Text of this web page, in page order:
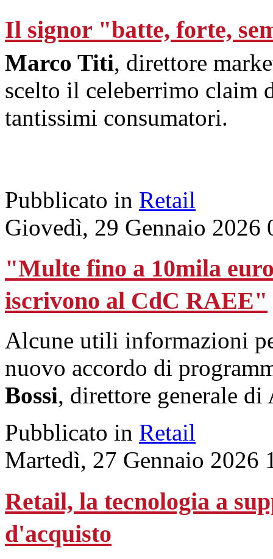
Il signor "batte, forte,
Marco Titi, direttore
scelto il celeberrimo claim
tantissimi consumatori.
Pubblicato in Retail
Giovedì, 29 Gennaio 2026
"Multe fino a 10mila
iscrivono al CdC RAEE"
Alcune utili informazioni
nuovo accordo di
Bossi, direttore generale
Pubblicato in Retail
Martedì, 27 Gennaio 2026
Retail, la tecnologia a
d'acquisto